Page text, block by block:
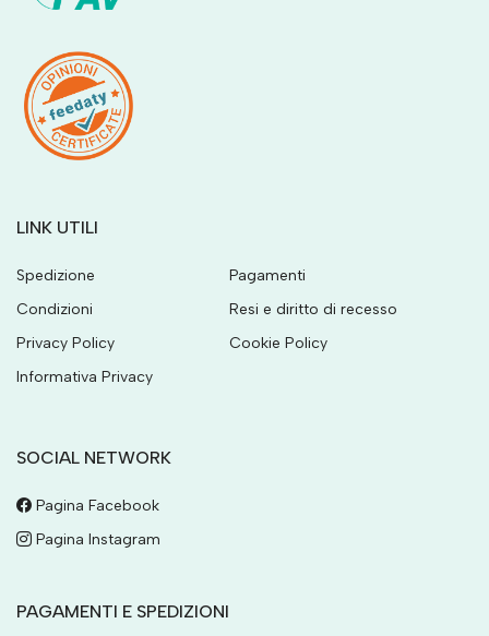
LINK UTILI
Spedizione
Pagamenti
Condizioni
Resi e diritto di recesso
Privacy Policy
Cookie Policy
Informativa Privacy
SOCIAL NETWORK
Pagina Facebook
Pagina Instagram
PAGAMENTI E SPEDIZIONI